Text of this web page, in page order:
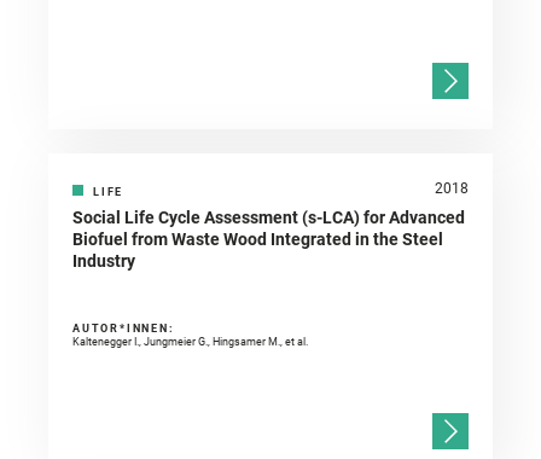
LIFE 2018
Social Life Cycle Assessment (s-LCA) for Advanced
Biofuel from Waste Wood Integrated in the Steel
Industry
AUTOR*INNEN:
Kaltenegger I., Jungmeier G., Hingsamer M., et al.